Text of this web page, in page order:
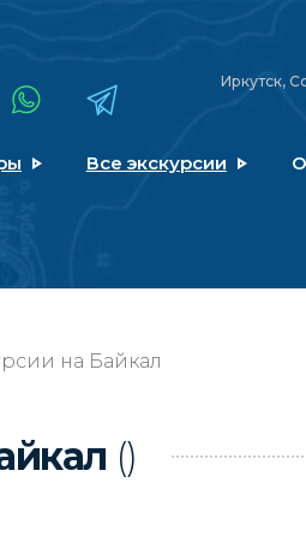
Иркутск,
Все экскурсии
на Байкал
()